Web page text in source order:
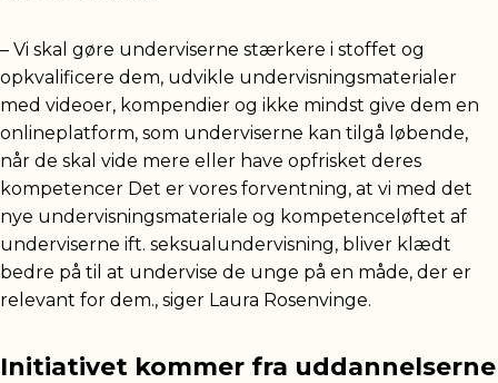
– Vi skal gøre underviserne stærkere i stoffet og
opkvalificere dem, udvikle undervisningsmaterialer
med videoer, kompendier og ikke mindst give dem en
onlineplatform, som underviserne kan tilgå løbende,
når de skal vide mere eller have opfrisket deres
kompetencer Det er vores forventning, at vi med det
nye undervisningsmateriale og kompetenceløftet af
underviserne ift. seksualundervisning, bliver klædt
bedre på til at undervise de unge på en måde, der er
relevant for dem., siger Laura Rosenvinge.
Initiativet kommer fra uddannelserne